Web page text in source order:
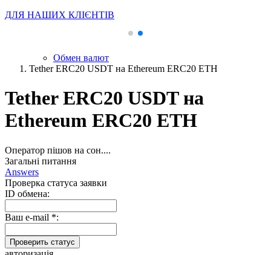
ДЛЯ НАШИХ КЛІЄНТІВ
Обмен валют
Tether ERC20 USDT на Ethereum ERC20 ETH
Tether ERC20 USDT на
Ethereum ERC20 ETH
Оператор пішов на сон....
Загальні питання
Answers
Проверка статуса заявки
ID обмена:
Ваш e-mail *: